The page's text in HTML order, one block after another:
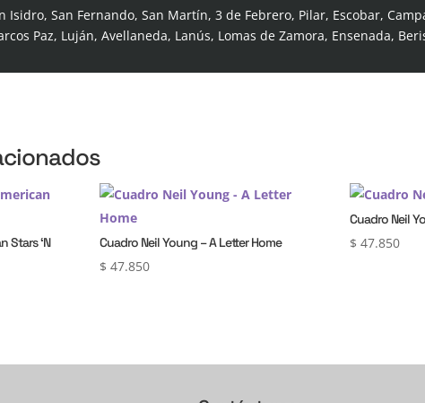
Isidro, San Fernando, San Martín, 3 de Febrero, Pilar, Escobar,
Paz, Luján, Avellaneda, Lanús, Lomas de Zamora, Ensenada,
Stars ‘N Cuadro Neil Young – A Letter Home
$ 47.850
Cuadro Neil
$ 47.850